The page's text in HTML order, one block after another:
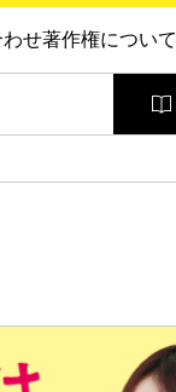
せ著作権について